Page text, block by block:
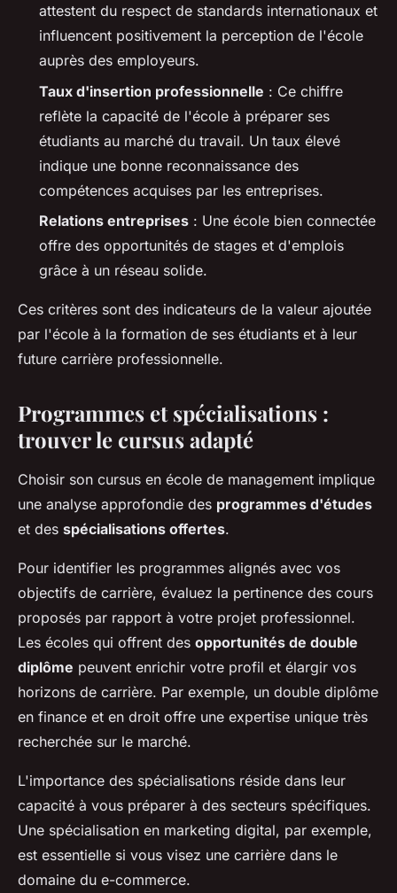
attestent du respect de standards internationaux et
influencent positivement la perception de l'école
auprès des employeurs.
Taux d'insertion professionnelle : Ce chiffre
reflète la capacité de l'école à préparer ses
étudiants au marché du travail. Un taux élevé
indique une bonne reconnaissance des
compétences acquises par les entreprises.
Relations entreprises : Une école bien connectée
offre des opportunités de stages et d'emplois
grâce à un réseau solide.
Ces critères sont des indicateurs de la valeur ajoutée
par l'école à la formation de ses étudiants et à leur
future carrière professionnelle.
Programmes et spécialisations :
trouver le cursus adapté
Choisir son cursus en école de management implique
une analyse approfondie des programmes d'études
et des spécialisations offertes.
Pour identifier les programmes alignés avec vos
objectifs de carrière, évaluez la pertinence des cours
proposés par rapport à votre projet professionnel.
Les écoles qui offrent des opportunités de double
diplôme peuvent enrichir votre profil et élargir vos
horizons de carrière. Par exemple, un double diplôme
en finance et en droit offre une expertise unique très
recherchée sur le marché.
L'importance des spécialisations réside dans leur
capacité à vous préparer à des secteurs spécifiques.
Une spécialisation en marketing digital, par exemple,
est essentielle si vous visez une carrière dans le
domaine du e-commerce.